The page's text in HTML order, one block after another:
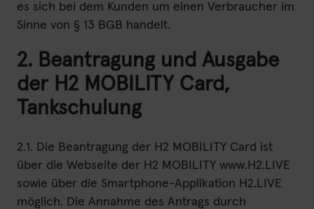
es sich bei dem Kunden um einen Verbraucher im
Sinne von § 13 BGB handelt.
2. Beantragung und Ausgabe
der H2 MOBILITY Card,
Tankschulung
2.1. Die Beantragung der H2 MOBILITY Card ist
über die Webseite der H2 MOBILITY www.H2.LIVE
sowie über die Smartphone-Applikation H2.LIVE
möglich. Die Annahme des Antrags durch